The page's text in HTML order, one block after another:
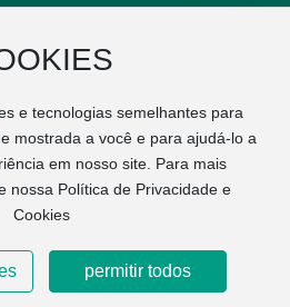
aptidão tecnologia co., LTD
Comercial
备16018495号-1
e tecnologias semelhantes para
mostrada a você e para ajudá-lo a
em nosso site. Para mais
nossa Política de Privacidade e
Cookies
permitir todos